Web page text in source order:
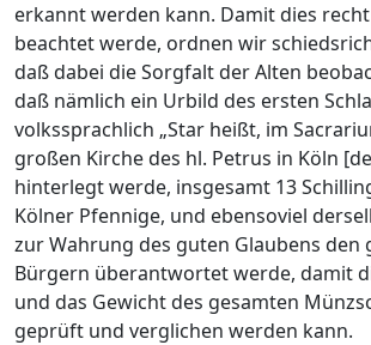
erkannt werden kann. Damit dies
beachtet werde, ordnen wir
daß dabei die Sorgfalt der Alten
daß nämlich ein Urbild des ersten
volkssprachlich „Star heißt, im
großen Kirche des hl. Petrus in Köln
hinterlegt werde, insgesamt 13
Kölner Pfennige, und ebensoviel
zur Wahrung des guten Glaubens den
Bürgern überantwortet werde, damit
und das Gewicht des gesamten
geprüft und verglichen werden kann.